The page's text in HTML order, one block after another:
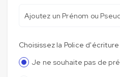
Choisissez la Police
Je ne souhaite pas de